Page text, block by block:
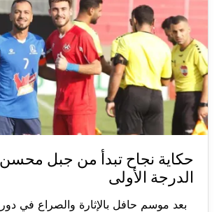
حكاية نجاح تبدأ من جبل
الدرجة الأولى
بعد موسم حافل بالإثارة والصراع في